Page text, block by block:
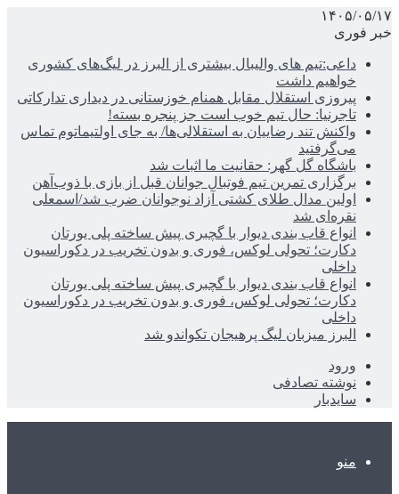
۱۴۰۵/۰۵/۱۷
خبر فوری
داعی:تیم های والیبال بیشتری از البرز در لیگ‌های کشوری
خواهیم داشت
پیروزی استقلال مقابل همنام خوزستانی در دیداری تدارکاتی
تاجرنیا: حال تیم خوب است جز پنجره بسته!
واکنش تند رضاییان به استقلالی‌ها/ به جای اولتیماتوم تماس
می‌گرفتید
باشگاه گل گهر: حقانیت ما اثبات شد
برگزاری تمرین تیم فوتبال جوانان قبل از بازی با ذوب‌آهن
اولین مدال طلای کشتی آزاد نوجوانان ضرب شد/اسمعلی
نقره‌ای شد
انواع قاب بندی دیوار با گچبری پیش ساخته پلی یورتان
دکارت؛ تحولی لوکس، فوری و بدون تخریب در دکوراسیون
داخلی
انواع قاب بندی دیوار با گچبری پیش ساخته پلی یورتان
دکارت؛ تحولی لوکس، فوری و بدون تخریب در دکوراسیون
داخلی
البرز میزبان لیگ پرهیجان تکواندو شد
ورود
نوشته تصادفی
سایدبار
منو